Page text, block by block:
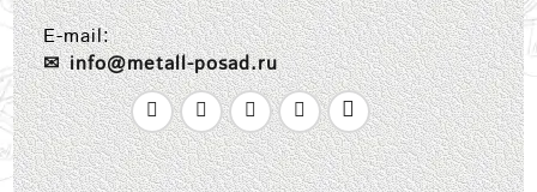
E-mail:
info@metall-posad.ru